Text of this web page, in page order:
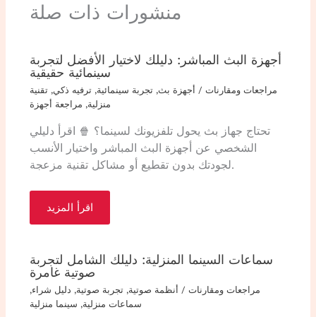
منشورات ذات صلة
أجهزة البث المباشر: دليلك لاختيار الأفضل لتجربة
سينمائية حقيقية
مراجعات ومقارنات / أجهزة بث,تجربة سينمائية,ترفيه ذكي,تقنية
منزلية, مراجعة أجهزة
تحتاج جهاز بث يحول تلفزيونك لسينما؟ 🍿 اقرأ دليلي
الشخصي عن أجهزة البث المباشر واختيار الأنسب
لجودتك بدون تقطيع أو مشاكل تقنية مزعجة.
اقرأ المزيد
سماعات السينما المنزلية: دليلك الشامل لتجربة
صوتية غامرة
مراجعات ومقارنات / أنظمة صوتية,تجربة صوتية, دليل شراء,
سماعات منزلية, سينما منزلية